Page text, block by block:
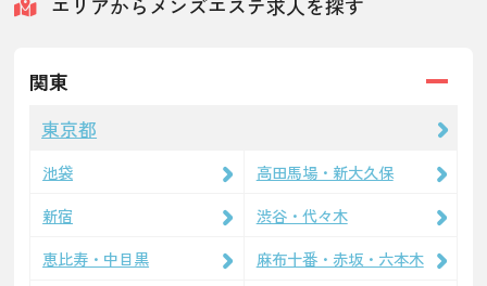
関東
東京都
池袋
高田馬場・新大久保
新宿
渋谷・代々木
恵比寿・中目黒
麻布十番・赤坂・六本木